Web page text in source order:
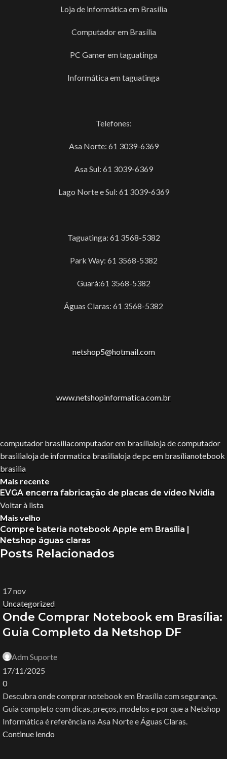
Loja de informática em Brasília
Computador em Brasília
PC Gamer em taguatinga
Informática em taguatinga
Telefones:
Asa Norte: 61 3039-6369
Asa Sul: 61 3039-6369
Lago Norte e Sul: 61 3039-6369
Taguatinga: 61 3568-5382
Park Way: 61 3568-5382
Guará:61 3568-5382
Águas Claras: 61 3568-5382
netshop5@hotmail.com
www.netshopinformatica.com.br
computador brasiliacomputador em brasílialoja de computador
brasilialoja de informatica brasilialoja de pc em brasílianotebook
brasilia
Mais recente
EVGA encerra fabricação de placas de vídeo Nvidia
Voltar à lista
Mais velho
Compre bateria notebook Apple em Brasília |
Netshop águas claras
Posts Relacionados
17nov
Uncategorized
Onde Comprar Notebook em Brasília:
Guia Completo da Netshop DF
Adm Suporte
17/11/2025
0
Descubra onde comprar notebook em Brasília com segurança.
Guia completo com dicas, preços, modelos e por que a Netshop
Informática é referência na Asa Norte e Águas Claras.
Continue lendo